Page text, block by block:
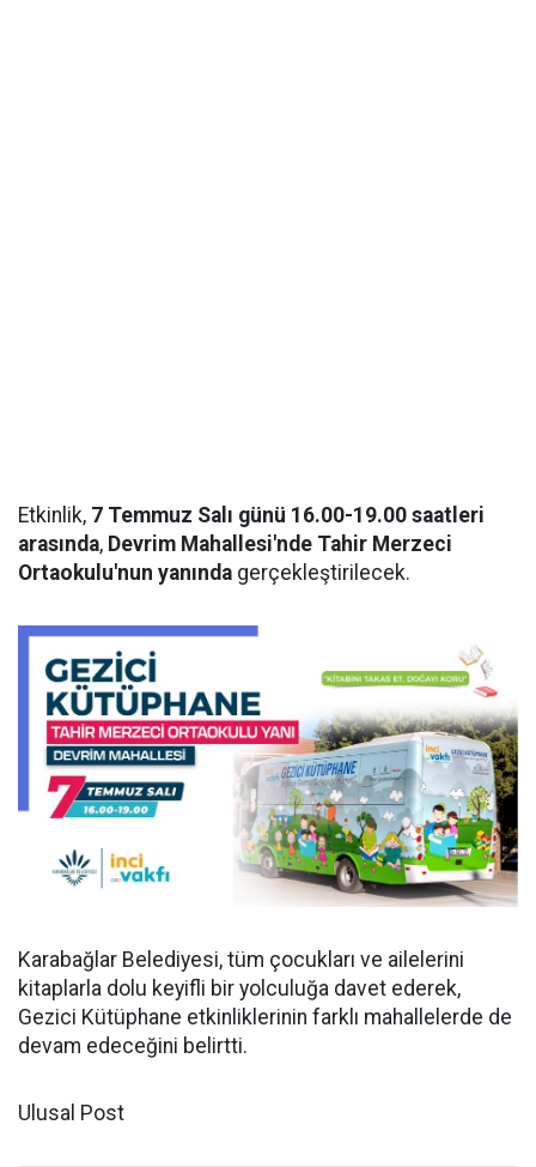
Etkinlik, 7 Temmuz Salı günü 16.00-19.00 saatleri
arasında, Devrim Mahallesi'nde Tahir Merzeci
Ortaokulu'nun yanında gerçekleştirilecek.
Karabağlar Belediyesi, tüm çocukları ve ailelerini
kitaplarla dolu keyifli bir yolculuğa davet ederek,
Gezici Kütüphane etkinliklerinin farklı mahallelerde de
devam edeceğini belirtti.
Ulusal Post